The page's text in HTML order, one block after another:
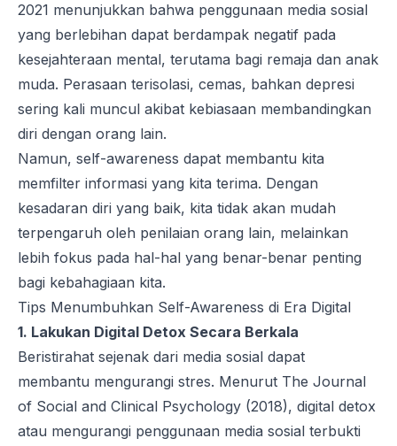
2021 menunjukkan bahwa penggunaan media sosial
yang berlebihan dapat berdampak negatif pada
kesejahteraan mental, terutama bagi remaja dan anak
muda. Perasaan terisolasi, cemas, bahkan depresi
sering kali muncul akibat kebiasaan membandingkan
diri dengan orang lain.
Namun, self-awareness dapat membantu kita
memfilter informasi yang kita terima. Dengan
kesadaran diri yang baik, kita tidak akan mudah
terpengaruh oleh penilaian orang lain, melainkan
lebih fokus pada hal-hal yang benar-benar penting
bagi kebahagiaan kita.
Tips Menumbuhkan Self-Awareness di Era Digital
1. Lakukan Digital Detox Secara Berkala
Beristirahat sejenak dari media sosial dapat
membantu mengurangi stres. Menurut The Journal
of Social and Clinical Psychology (2018), digital detox
atau mengurangi penggunaan media sosial terbukti